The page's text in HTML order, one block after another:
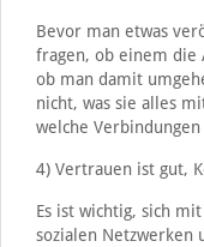
Bevor man etwas
fragen, ob einem die
ob man damit
nicht, was sie alles
welche
4) Vertrauen ist gut,
Es ist wichtig, sich
sozialen Netzwerken